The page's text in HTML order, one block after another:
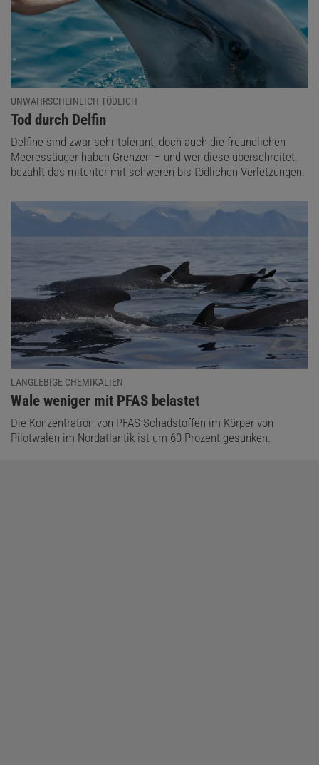
UNWAHRSCHEINLICH TÖDLICH
:
Tod durch Delfin
Delfine sind zwar sehr tolerant, doch auch die freundlichen
Meeressäuger haben Grenzen – und wer diese überschreitet,
bezahlt das mitunter mit schweren bis tödlichen Verletzungen.
LANGLEBIGE CHEMIKALIEN
:
Wale weniger mit PFAS belastet
Die Konzentration von PFAS-Schadstoffen im Körper von
Pilotwalen im Nordatlantik ist um 60 Prozent gesunken.